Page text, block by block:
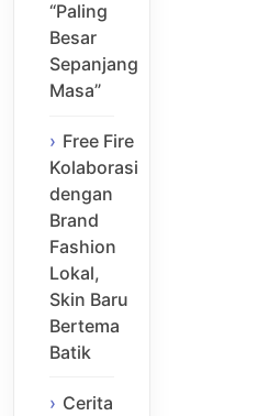
“Paling
Besar
Sepanjang
Masa”
Free Fire
Kolaborasi
dengan
Brand
Fashion
Lokal,
Skin Baru
Bertema
Batik
Cerita